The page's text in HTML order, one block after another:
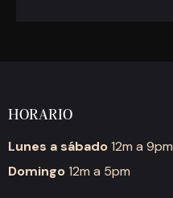
HORARIO
Lunes a sábado12m a 9pm
Domingo12m a 5pm